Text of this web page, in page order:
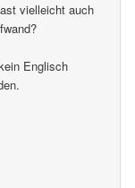
vielleicht auch
Englisch